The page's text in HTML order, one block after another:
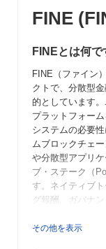
FINE
FINEとは何で
FINE（ファイン
クトで、分散型
的としています
プラットフォー
システムの必要
ムブロックチェ
や分散型アプリ
ブ・ステーク（
す。ネイティブ
グ報酬、ガバナ
思決定プロセス
その他を表示